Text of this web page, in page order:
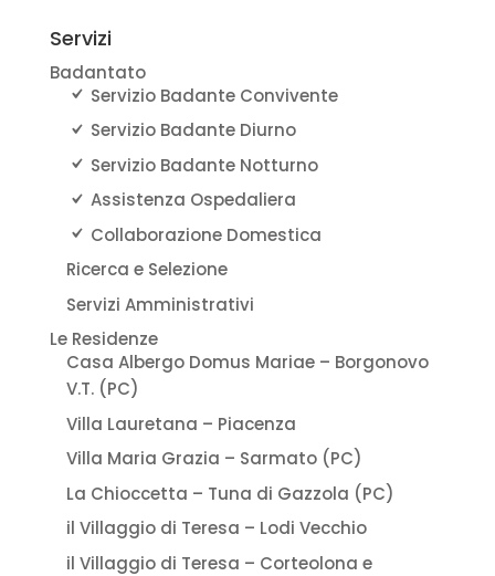
Servizi
Badantato
Servizio Badante Convivente
Servizio Badante Diurno
Servizio Badante Notturno
Assistenza Ospedaliera
Collaborazione Domestica
Ricerca e Selezione
Servizi Amministrativi
Le Residenze
Casa Albergo Domus Mariae – Borgonovo
V.T. (PC)
Villa Lauretana – Piacenza
Villa Maria Grazia – Sarmato (PC)
La Chioccetta – Tuna di Gazzola (PC)
il Villaggio di Teresa – Lodi Vecchio
il Villaggio di Teresa – Corteolona e